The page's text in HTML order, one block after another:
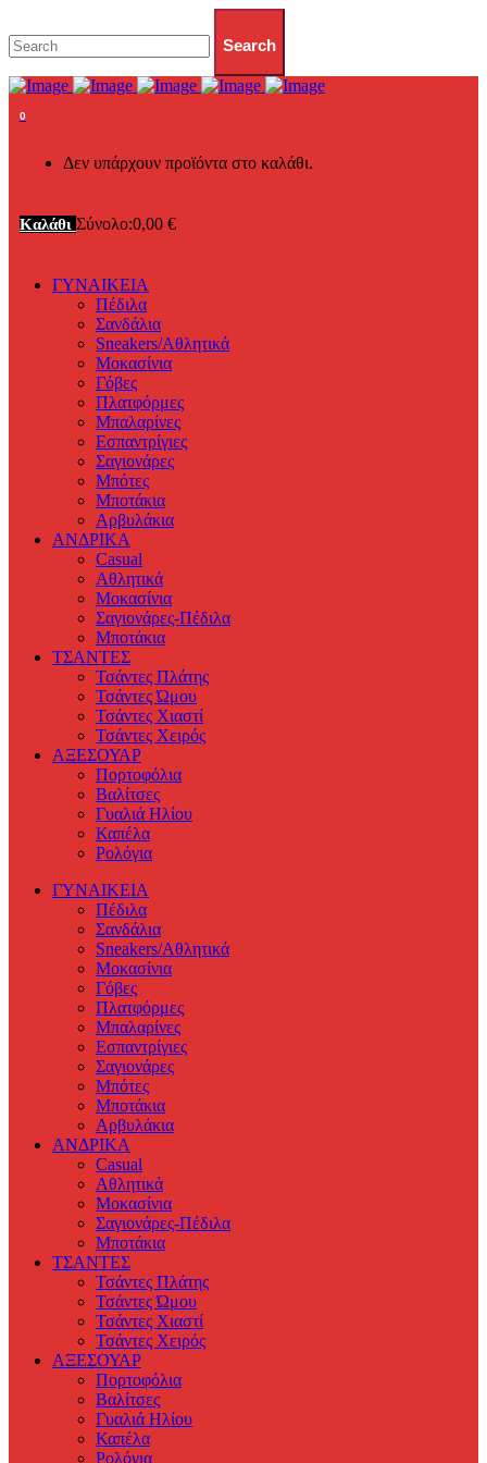
0
Δεν υπάρχουν προϊόντα στο καλάθι.
Καλάθι Σύνολο:0,00 €
ΓΥΝΑΙΚΕΙΑ
Πέδιλα
Σανδάλια
Sneakers/Αθλητικά
Μοκασίνια
Γόβες
Πλατφόρμες
Μπαλαρίνες
Εσπαντρίγιες
Σαγιονάρες
Μπότες
Μποτάκια
Αρβυλάκια
ΑΝΔΡΙΚΑ
Casual
Αθλητικά
Μοκασίνια
Σαγιονάρες-Πέδιλα
Μποτάκια
ΤΣΑΝΤΕΣ
Τσάντες Πλάτης
Τσάντες Ώμου
Τσάντες Χιαστί
Τσάντες Χειρός
ΑΞΕΣΟΥΑΡ
Πορτοφόλια
Βαλίτσες
Γυαλιά Ηλίου
Καπέλα
Ρολόγια
ΓΥΝΑΙΚΕΙΑ
Πέδιλα
Σανδάλια
Sneakers/Αθλητικά
Μοκασίνια
Γόβες
Πλατφόρμες
Μπαλαρίνες
Εσπαντρίγιες
Σαγιονάρες
Μπότες
Μποτάκια
Αρβυλάκια
ΑΝΔΡΙΚΑ
Casual
Αθλητικά
Μοκασίνια
Σαγιονάρες-Πέδιλα
Μποτάκια
ΤΣΑΝΤΕΣ
Τσάντες Πλάτης
Τσάντες Ώμου
Τσάντες Χιαστί
Τσάντες Χειρός
ΑΞΕΣΟΥΑΡ
Πορτοφόλια
Βαλίτσες
Γυαλιά Ηλίου
Καπέλα
Ρολόγια